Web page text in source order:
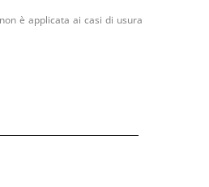
è applicata ai casi di usura